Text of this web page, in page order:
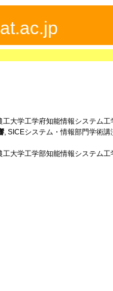
工大学工学府知能情報システム工
, SICEシステム・情報部門学術
工大学工学部知能情報システム工